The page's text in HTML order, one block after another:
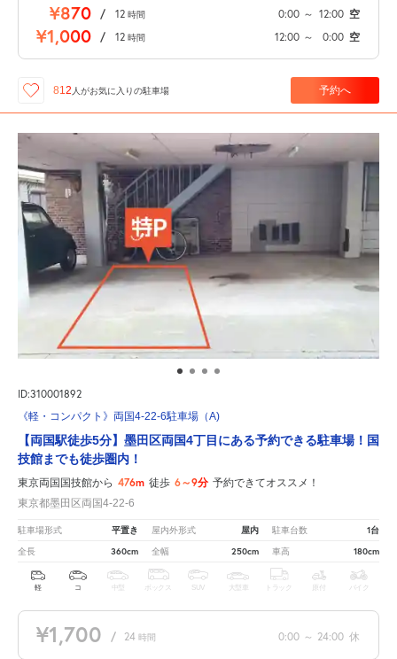
¥870 / 12 時間 0:00 ～ 12:00 空
¥1,000 / 12 時間 12:00 ～ 0:00 空
812 人がお気に入りの駐車場 予約へ
ID:310001892
《軽・コンパクト》両国4-22-6駐車場（A)
【両国駅徒歩5分】墨田区両国4丁目にある予約できる駐車場！国
技館までも徒歩圏内！
東京両国国技館から 476m 徒歩 6～9分 予約できてオススメ！
東京都墨田区両国4-22-6
駐車場形式 平置き 屋内外形式 屋内 駐車台数 1台
全長 360cm 全幅 250cm 車高 180cm
軽 コ 中型 ボックス SUV 大型車 トラック 原付 バイク
¥1,700 / 24 時間 0:00 ～ 24:00 休